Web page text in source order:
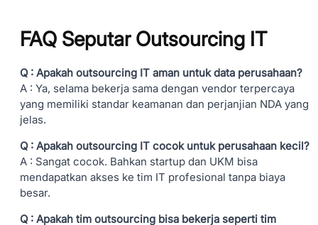
FAQ Seputar Outsourcing IT
Q : Apakah outsourcing IT aman untuk data perusahaan?
A : Ya, selama bekerja sama dengan vendor terpercaya
yang memiliki standar keamanan dan perjanjian NDA yang
jelas.
Q : Apakah outsourcing IT cocok untuk perusahaan kecil?
A : Sangat cocok. Bahkan startup dan UKM bisa
mendapatkan akses ke tim IT profesional tanpa biaya
besar.
Q : Apakah tim outsourcing bisa bekerja seperti tim